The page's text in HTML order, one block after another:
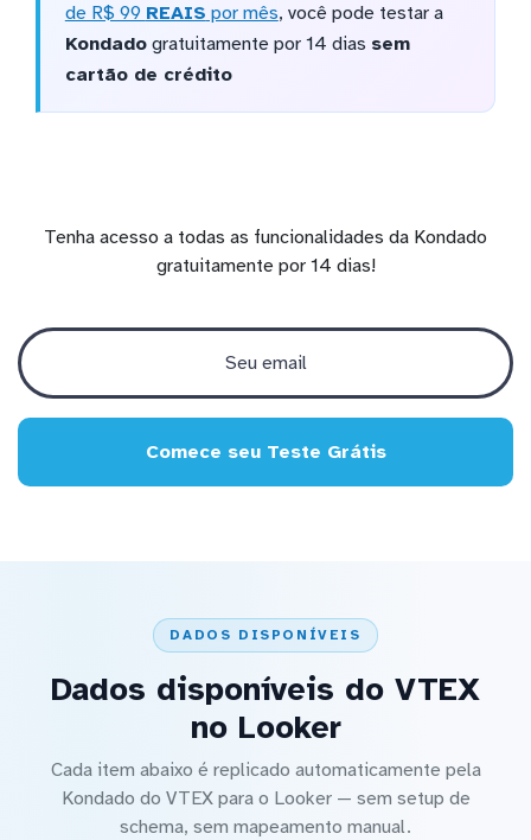
de R$ 99 REAIS por mês, você pode testar a
Kondadogratuitamente por 14 dias sem
cartão de crédito
Tenha acesso a todas as funcionalidades da Kondado
gratuitamente por 14 dias!
Comece seu Teste Grátis
DADOS DISPONÍVEIS
Dados disponíveis do VTEX
no Looker
Cada item abaixo é replicado automaticamente pela
Kondado do VTEX para o Looker — sem setup de
schema, sem mapeamento manual.